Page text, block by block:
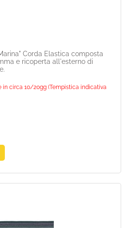
Corda Elastica composta
e ricoperta all'esterno di
in circa 10/20gg (Tempistica indicativa